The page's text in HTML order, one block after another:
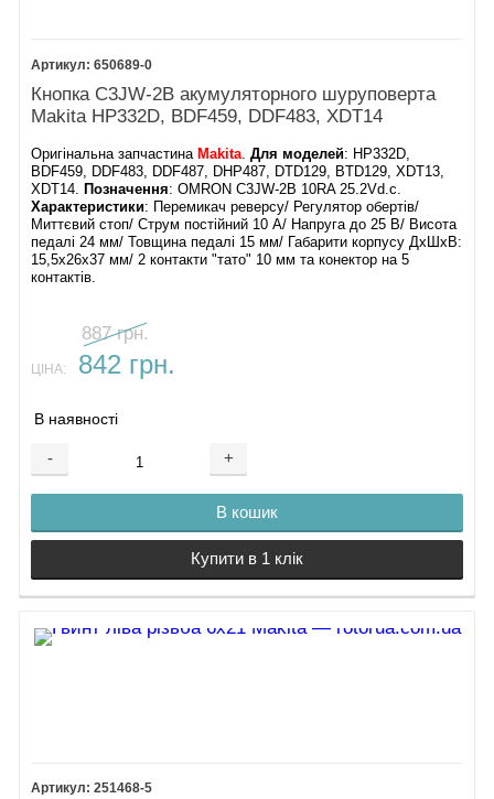
650689-0
Кнопка C3JW-2B акумуляторного шуруповерта
Makita HP332D, BDF459, DDF483, XDT14
Оригінальна запчастина Makita .Для моделей: HP332D,
BDF459, DDF483, DDF487, DHP487, DTD129, BTD129, XDT13,
XDT14.
Позначення: OMRON C3JW-2B 10RA 25.2Vd.c.
Характеристики: Перемикач реверсу/ Регулятор обертів/
Миттєвий стоп/ Струм постійний 10 А/ Напруга до 25 В/ Висота
педалі 24 мм/ Товщина педалі 15 мм/ Габарити корпусу ДхШхВ:
15,5х26х37 мм/ 2 контакти "тато" 10 мм та конектор на 5
контактів.
887 грн.
ЦІНА: 842 грн.
В наявності
- +
В кошик
Купити в 1 клік
251468-5